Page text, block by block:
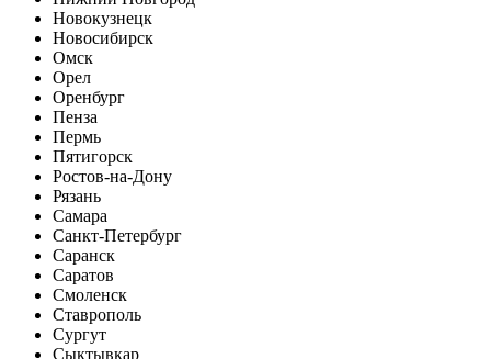
Новокузнецк
Новосибирск
Омск
Орел
Оренбург
Пенза
Пермь
Пятигорск
Ростов-на-Дону
Рязань
Самара
Санкт-Петербург
Саранск
Саратов
Смоленск
Ставрополь
Сургут
Сыктывкар